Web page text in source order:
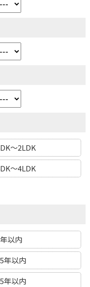
～2LDK
～4LDK
以内
年以内
年以内